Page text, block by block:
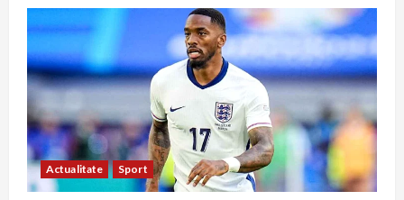
Actualitate Sport